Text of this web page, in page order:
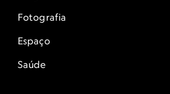
Fotografia
Espaço
Saúde